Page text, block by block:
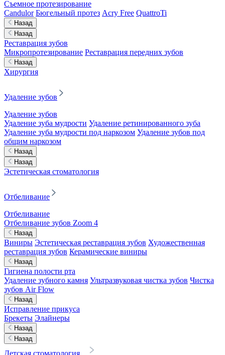
Съемное протезирование
Candulor Бюгельный протез Acry Free QuattroTi
Назад
Назад
Реставрация зубов
Микропротезирование Реставрация передних зубов
Назад
Хирургия
Удаление зубов
Удаление зубов
Удаление зуба мудрости Удаление ретинированного зуба
Удаление зуба мудрости под наркозом Удаление зубов под
общим наркозом
Назад
Назад
Эстетическая стоматология
Отбеливание
Отбеливание
Отбеливание зубов Zoom 4
Назад
Виниры Эстетическая реставрация зубов Художественная
реставрация зубов Керамические виниры
Назад
Гигиена полости рта
Удаление зубного камня Ультразвуковая чистка зубов Чистка
зубов Air Flow
Назад
Исправление прикуса
Брекеты Элайнеры
Назад
Назад
Детская стоматология